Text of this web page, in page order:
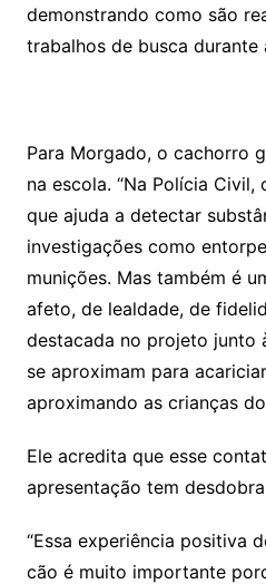
demonstrando como são
trabalhos de busca durante
Para Morgado, o cachorro
na escola. “Na Polícia
que ajuda a detectar
investigações como
munições. Mas também é
afeto, de lealdade, de
destacada no projeto junto
se aproximam para
aproximando as crianças
Ele acredita que esse
apresentação tem
“Essa experiência positiva
cão é muito importante